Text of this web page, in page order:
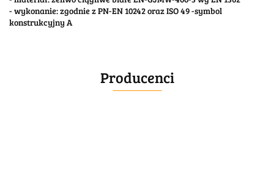
- wykonanie: zgodnie z PN-EN 10242 oraz ISO 49 -symbol
konstrukcyjny A
Producenci